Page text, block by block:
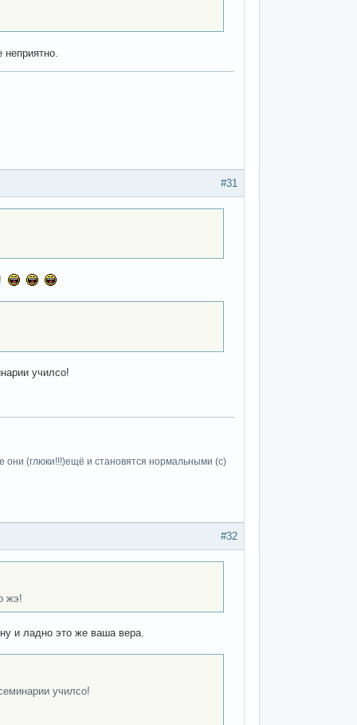
#31
училсо!
они (глюки!!!)ещё и становятся нормальными (c)
#32
жэ!
и ладно это же ваша вера.
училсо!